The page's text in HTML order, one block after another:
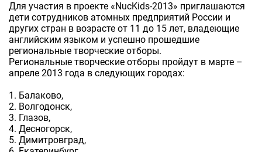
Для участия в проекте «NucKids-2013» приглашаются
дети сотрудников атомных предприятий России и
других стран в возрасте от 11 до 15 лет, владеющие
английским языком и успешно прошедшие
региональные творческие отборы.
Региональные творческие отборы пройдут в марте –
апреле 2013 года в следующих городах:
1. Балаково,
2. Волгодонск,
3. Глазов,
4. Десногорск,
5. Димитровград,